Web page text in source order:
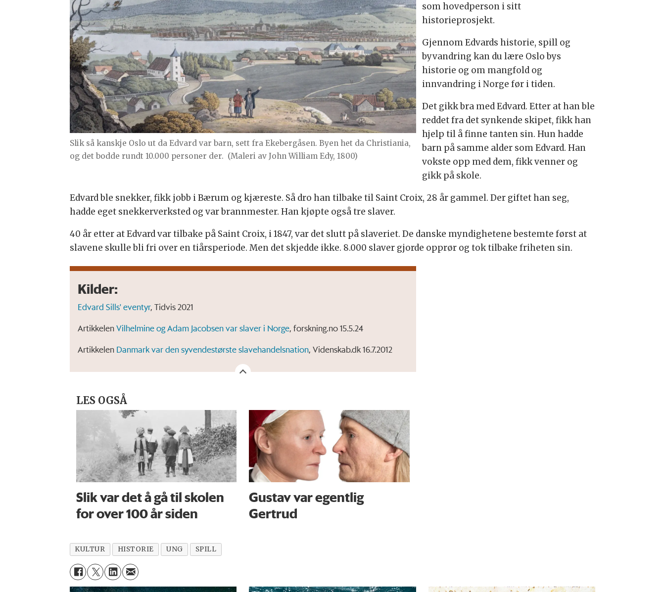
Slik så kanskje Oslo ut da Edvard var barn, sett fra Ekebergåsen. Byen het da Christiania,
og det bodde rundt 10.000 personer der. (Maleri av John William Edy, 1800)
som hovedperson i sitt
historieprosjekt.
Gjennom Edvards historie, spill og
byvandring kan du lære Oslo bys
historie og om mangfold og
innvandring i Norge før i tiden.
Det gikk bra med Edvard. Etter at han ble
reddet fra det synkende skipet, fikk han
hjelp til å finne tanten sin. Hun hadde
barn på samme alder som Edvard. Han
vokste opp med dem, fikk venner og
gikk på skole.
Edvard ble snekker, fikk jobb i Bærum og kjæreste. Så dro han tilbake til Saint Croix, 28 år gammel. Der giftet han seg,
hadde eget snekkerverksted og var brannmester. Han kjøpte også tre slaver.
40 år etter at Edvard var tilbake på Saint Croix, i 1847, var det slutt på slaveriet. De danske myndighetene bestemte først at
slavene skulle bli fri over en tiårsperiode. Men det skjedde ikke. 8.000 slaver gjorde opprør og tok tilbake friheten sin.
Kilder:
Edvard Sills' eventyr, Tidvis 2021
ArtikkelenVilhelmine og Adam Jacobsen var slaver i Norge, forskning.no 15.5.24
Artikkelen Danmark var den syvendestørste slavehandelsnation, Videnskab.dk 16.7.2012
LES OGSÅ
Slik var det å gå til skolen
for over 100 år siden
Gustav var egentlig
Gertrud
KULTUR HISTORIE UNG SPILL